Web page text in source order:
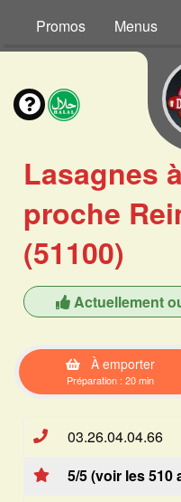
Promos Menus
Lasagnes
proche
(51100)
Actuellement
À emporter
Préparation : 20 min
03.26.04.04.66
5/5 (voir les 510